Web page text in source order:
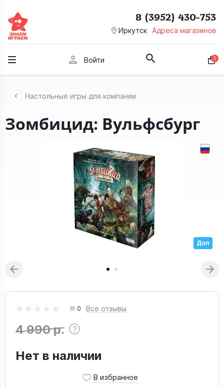
room Иркутск Адреса магазинов
8 (3952) 430-753
person Войти 0
Настольные игры для компании
Зомбицид: Вульфсбург
Доп
0 Все отзывы
4 990 р.
Нет в наличии